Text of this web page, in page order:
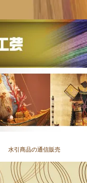
水引商品の通信販売